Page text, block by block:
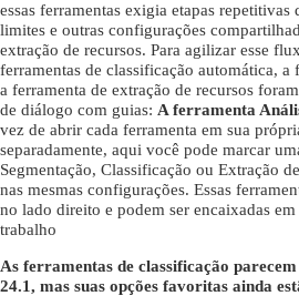
essas ferramentas exigia etapas
limites e outras configurações
extração de recursos. Para agilizar esse
ferramentas de classificação automática, a
a ferramenta de extração de recursos
de diálogo com guias: A ferramenta
vez de abrir cada ferramenta em sua
separadamente, aqui você pode marcar
Segmentação, Classificação ou Extração
nas mesmas configurações. Essas
no lado direito e podem ser encaixadas
trabalho
As ferramentas de classificação
24.1, mas suas opções favoritas ainda